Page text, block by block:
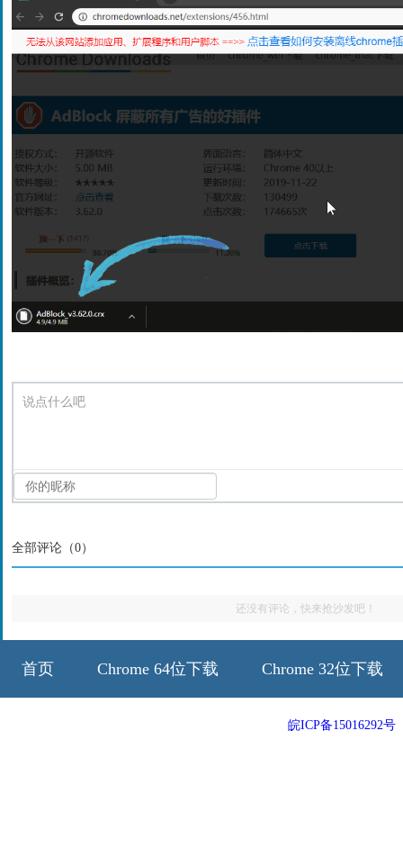
说点什么吧
全部评论（0）
还没有评论，快来抢沙发吧！
首页 Chrome 64位下载 Chrome 32位下载
皖ICP备15016292号